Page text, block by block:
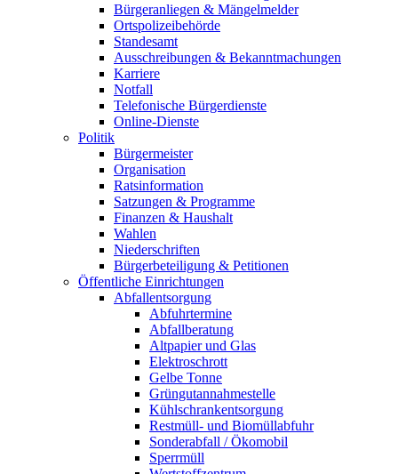
Bürgeranliegen & Mängelmelder
Ortspolizeibehörde
Standesamt
Ausschreibungen & Bekanntmachungen
Karriere
Notfall
Telefonische Bürgerdienste
Online-Dienste
Politik
Bürgermeister
Organisation
Ratsinformation
Satzungen & Programme
Finanzen & Haushalt
Wahlen
Niederschriften
Bürgerbeteiligung & Petitionen
Öffentliche Einrichtungen
Abfallentsorgung
Abfuhrtermine
Abfallberatung
Altpapier und Glas
Elektroschrott
Gelbe Tonne
Grüngutannahmestelle
Kühlschrankentsorgung
Restmüll- und Biomüllabfuhr
Sonderabfall / Ökomobil
Sperrmüll